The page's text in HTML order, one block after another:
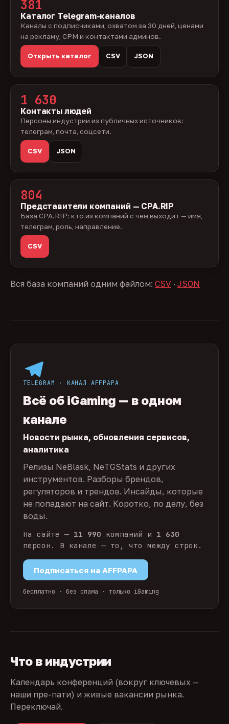
381
Каталог Telegram-каналов
Каналы с подписчиками, охватом за 30 дней, ценами
на рекламу, CPM и контактами админов.
Открыть каталог CSV JSON
1 630
Контакты людей
Персоны индустрии из публичных источников:
телеграм, почта, соцсети.
CSV JSON
804
Представители компаний — CPA.RIP
База CPA.RIP: кто из компаний с чем выходит — имя,
телеграм, роль, направление.
CSV
Вся база компаний одним файлом: CSV · JSON
TELEGRAM · КАНАЛ AFFPAPA
Всё об iGaming — в одном
канале
Новости рынка, обновления сервисов,
аналитика
Релизы NeBlask, NeTGStats и других
инструментов. Разборы брендов,
регуляторов и трендов. Инсайды, которые
не попадают на сайт. Коротко, по делу, без
воды.
На сайте — 11 990 компаний и 1 630
персон. В канале — то, что между строк.
Подписаться на AFFPAPA
бесплатно · без спама · только iGaming
Что в индустрии
Календарь конференций (вокруг ключевых —
наши пре-пати) и живые вакансии рынка.
Переключай.